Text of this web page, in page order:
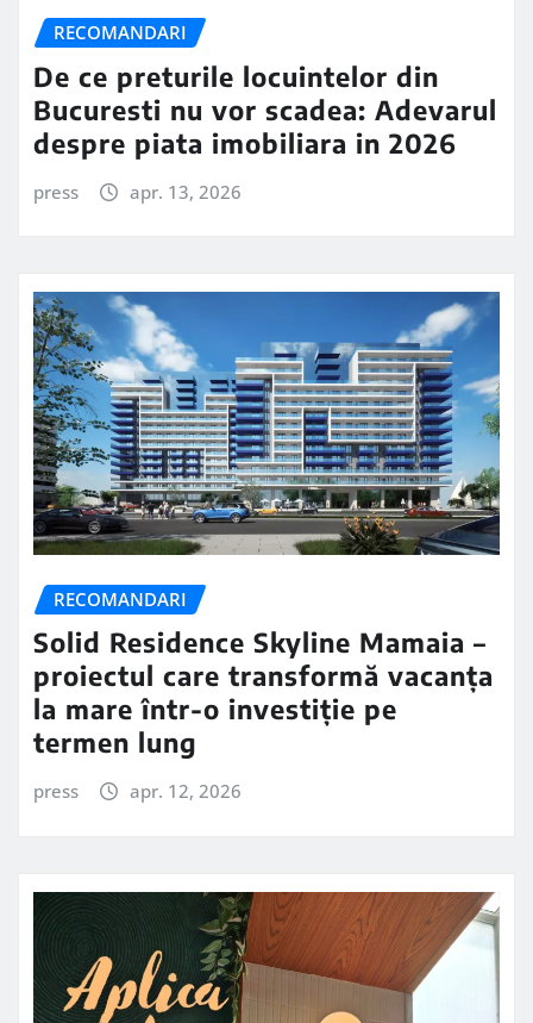
RECOMANDARI
De ce preturile locuintelor din
Bucuresti nu vor scadea: Adevarul
despre piata imobiliara in 2026
press apr. 13, 2026
RECOMANDARI
Solid Residence Skyline Mamaia –
proiectul care transformă vacanța
la mare într-o investiție pe
termen lung
press apr. 12, 2026